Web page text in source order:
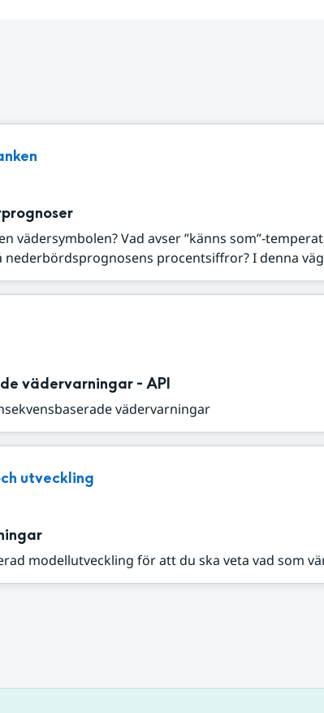
vädersymbolen? Vad avser ”känns som”-
procentsiffror? I denna
vädervarningar - API
vädervarningar
utveckling
modellutveckling för att du ska veta vad som